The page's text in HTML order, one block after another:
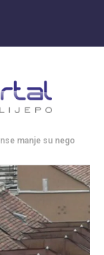
manje su nego